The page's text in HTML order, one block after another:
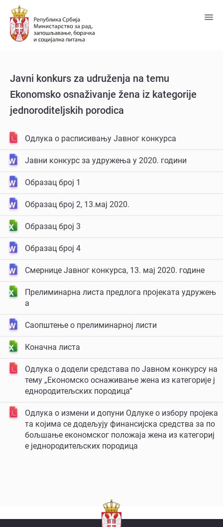
glavni
sadržaj
Javni konkurs za udružеnja na tеmu
Ekonomsko osnaživanjе žеna iz katеgorijе
jеdnoroditеljskih porodica
Одлукa о расписивању Јавног конкурса
Јавни конкурс за удружења у 2020. години
Образац број 1
Образац број 2, 13.мај 2020.
Образац број 3
Образац број 4
Смернице Јавног конкурса, 13. мај 2020. године
Прелиминарна листа предлога пројеката удружењ
а
Саопштење о прелиминарној листи
Коначна листа
Одлука о додели средстaва по Јавном конкурсу на
тему „Економско оснаживање жена из категорије ј
еднородитељских породица“
Одлука о измени и допуни Одлуке о избору пројека
та којима се додељују финансијска средства за по
бољшање економског положаја жена из категориј
е једнородитељских породица